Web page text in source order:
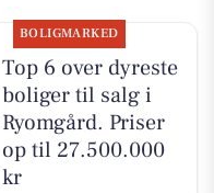
BOLIGMARKED
Top 6 over dyreste
boliger til salg i
Ryomgård. Priser
op til 27.500.000
kr